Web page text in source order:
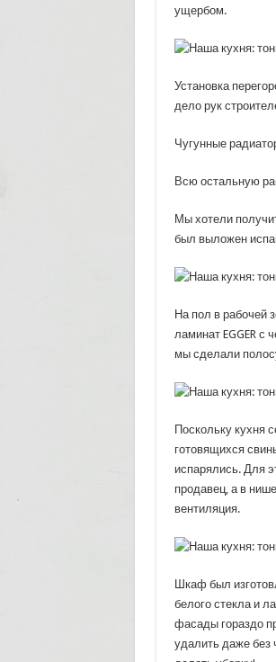
ущербом.
Установка
дело рук
Чугунные
Всю остальную
Мы хотели
был выложен
На пол в рабочей
ламинат EGGER
мы сделали
Поскольку кухня
готовящихся
испарялись. Для
продавец, а в
вентиляция.
Шкаф был
белого стекла и
фасады гораздо
удалить даже без